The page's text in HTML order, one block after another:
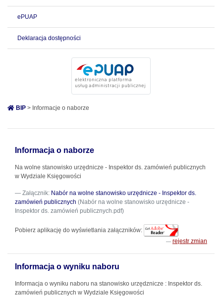
ePUAP
Deklaracja dostępności
BIP > Informacje o naborze
Informacja o naborze
Na wolne stanowisko urzędnicze - Inspektor ds. zamówień publicznych
w Wydziale Księgowości
Załącznik: Nabór na wolne stanowisko urzędnicze - Inspektor ds.
zamówień publicznych (Nabór na wolne stanowisko urzędnicze -
Inspektor ds. zamówień publicznych.pdf)
Pobierz aplikację do wyświetlania załączników:
rejestr zmian
Informacja o wyniku naboru
Informacja o wyniku naboru na stanowisko urzędznicze : Inspektor ds.
zamówień publicznych w Wydziale Księgowości